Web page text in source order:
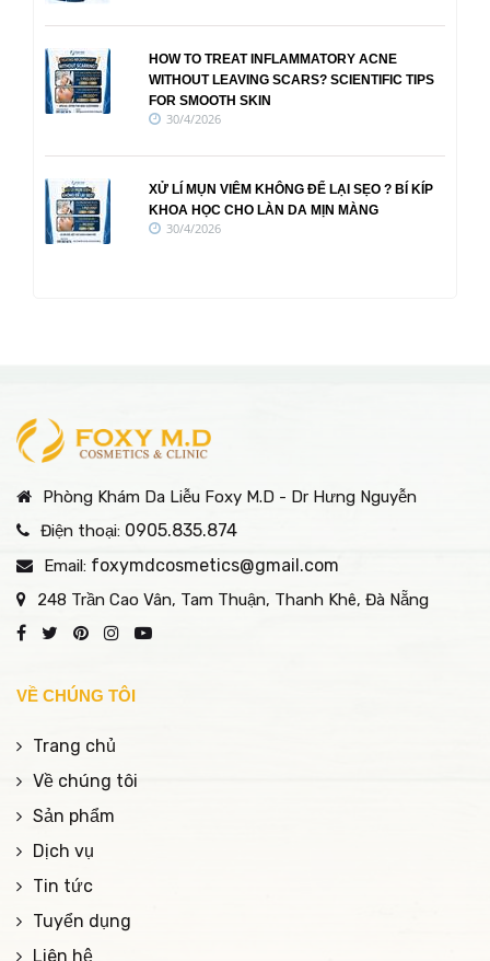
HOW TO TREAT INFLAMMATORY ACNE
WITHOUT LEAVING SCARS? SCIENTIFIC TIPS
FOR SMOOTH SKIN
30/4/2026
XỬ LÍ MỤN VIÊM KHÔNG ĐỂ LẠI SẸO ? BÍ KÍP
KHOA HỌC CHO LÀN DA MỊN MÀNG
30/4/2026
Phòng Khám Da Liễu Foxy M.D - Dr Hưng Nguyễn
Điện thoại: 0905.835.874
Email: foxymdcosmetics@gmail.com
248 Trần Cao Vân, Tam Thuận, Thanh Khê, Đà Nẵng
VỀ CHÚNG TÔI
Trang chủ
Về chúng tôi
Sản phẩm
Dịch vụ
Tin tức
Tuyển dụng
Liên hệ